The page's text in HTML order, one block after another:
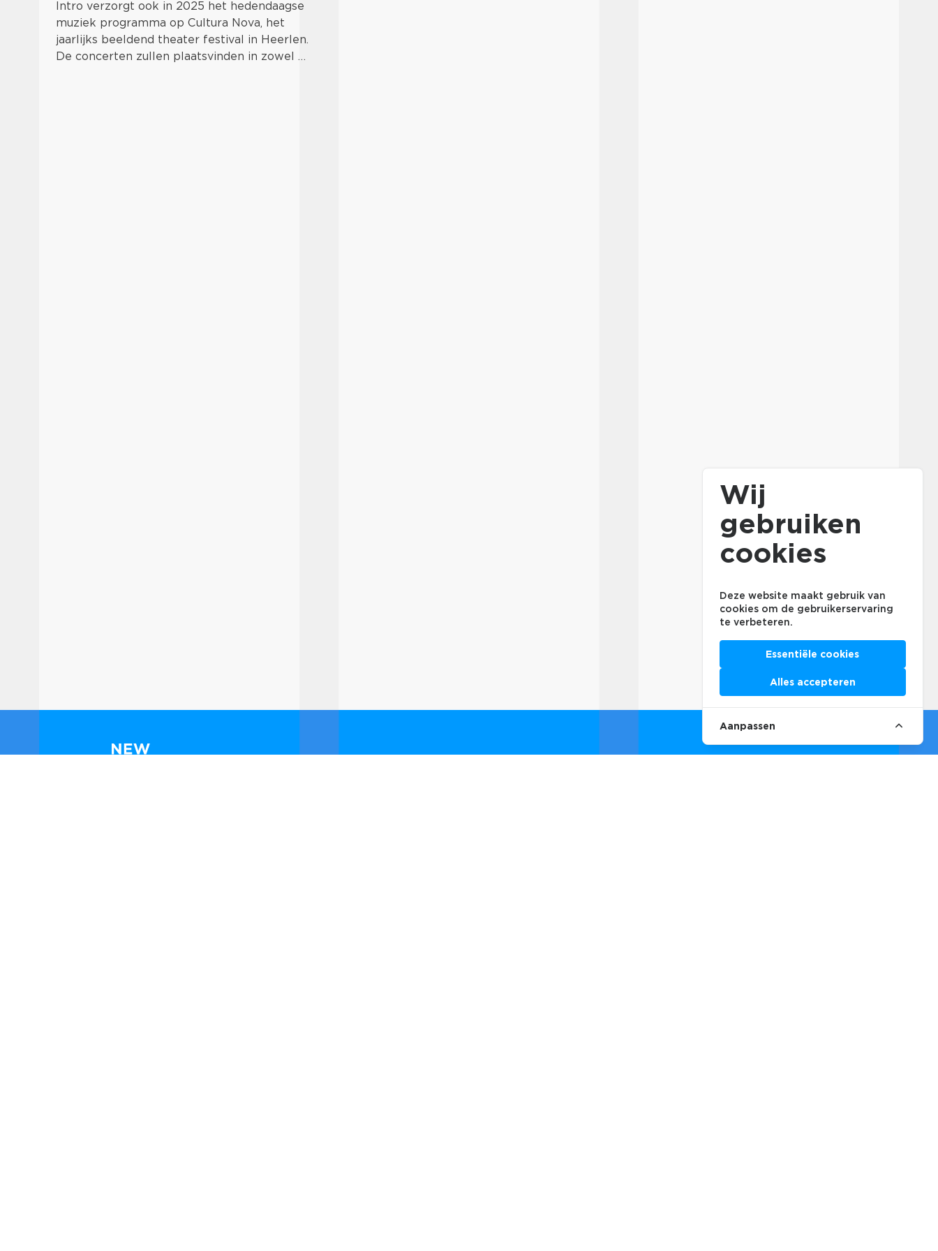
Intro verzorgt ook in 2025 het hedendaagse
muziek programma op Cultura Nova, het
jaarlijks beeldend theater festival in Heerlen.
De concerten zullen plaatsvinden in zowel …
Wij
gebruiken
cookies
Deze website maakt gebruik van
cookies om de gebruikerservaring
te verbeteren.
Essentiële cookies
Alles accepteren
Aanpassen